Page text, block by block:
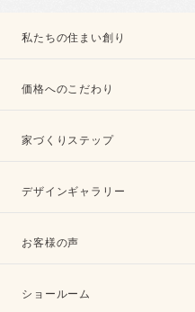
私たちの住まい創り
価格へのこだわり
家づくりステップ
デザインギャラリー
お客様の声
ショールーム